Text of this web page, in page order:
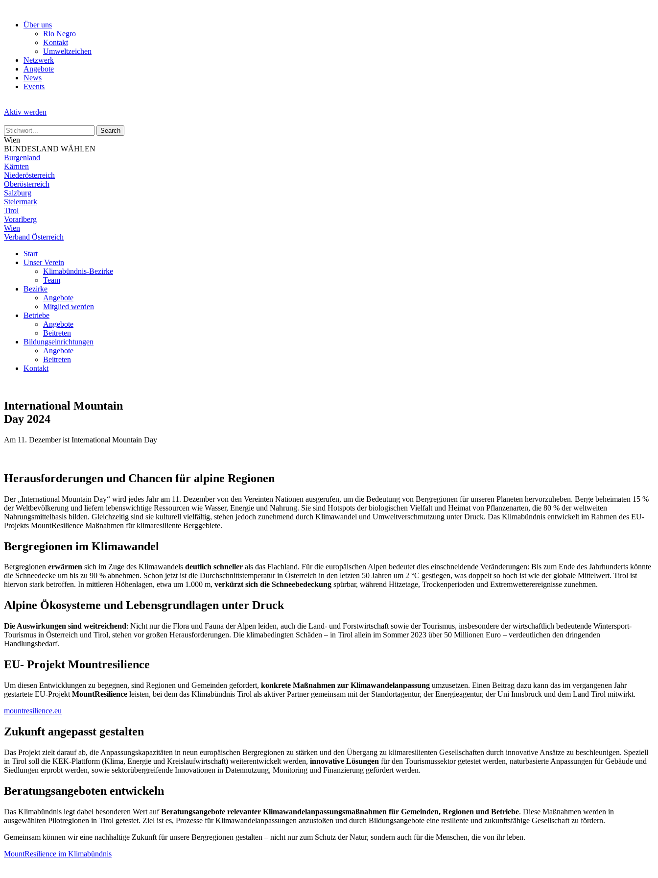
Über uns
Rio Negro
Kontakt
Umweltzeichen
Netzwerk
Angebote
News
Events
Aktiv werden
Wien
BUNDESLAND WÄHLEN
Burgenland
Kärnten
Niederösterreich
Oberösterreich
Salzburg
Steiermark
Tirol
Vorarlberg
Wien
Verband Österreich
Start
Unser Verein
Klimabündnis-Bezirke
Team
Bezirke
Angebote
Mitglied werden
Betriebe
Angebote
Beitreten
Bildungseinrichtungen
Angebote
Beitreten
Kontakt
International Mountain
Day 2024
Am 11. Dezember ist International Mountain Day
Herausforderungen und Chancen für alpine Regionen
Der „International Mountain Day“ wird jedes Jahr am 11. Dezember von den Vereinten Nationen ausgerufen, um die Bedeutung von Bergregionen für unseren Planeten hervorzuheben. Berge beheimaten 15 %
der Weltbevölkerung und liefern lebenswichtige Ressourcen wie Wasser, Energie und Nahrung. Sie sind Hotspots der biologischen Vielfalt und Heimat von Pflanzenarten, die 80 % der weltweiten
Nahrungsmittelbasis bilden. Gleichzeitig sind sie kulturell vielfältig, stehen jedoch zunehmend durch Klimawandel und Umweltverschmutzung unter Druck. Das Klimabündnis entwickelt im Rahmen des EU-
Projekts MountResilience Maßnahmen für klimaresiliente Berggebiete.
Bergregionen im Klimawandel
Bergregionen erwärmen sich im Zuge des Klimawandels deutlich schneller als das Flachland. Für die europäischen Alpen bedeutet dies einschneidende Veränderungen: Bis zum Ende des Jahrhunderts könnte
die Schneedecke um bis zu 90 % abnehmen. Schon jetzt ist die Durchschnittstemperatur in Österreich in den letzten 50 Jahren um 2 °C gestiegen, was doppelt so hoch ist wie der globale Mittelwert. Tirol ist
hiervon stark betroffen. In mittleren Höhenlagen, etwa um 1.000 m, verkürzt sich die Schneebedeckung spürbar, während Hitzetage, Trockenperioden und Extremwetterereignisse zunehmen.
Alpine Ökosysteme und Lebensgrundlagen unter Druck
Die Auswirkungen sind weitreichend: Nicht nur die Flora und Fauna der Alpen leiden, auch die Land- und Forstwirtschaft sowie der Tourismus, insbesondere der wirtschaftlich bedeutende Wintersport-
Tourismus in Österreich und Tirol, stehen vor großen Herausforderungen. Die klimabedingten Schäden – in Tirol allein im Sommer 2023 über 50 Millionen Euro – verdeutlichen den dringenden
Handlungsbedarf.
EU- Projekt Mountresilience
Um diesen Entwicklungen zu begegnen, sind Regionen und Gemeinden gefordert, konkrete Maßnahmen zur Klimawandelanpassung umzusetzen. Einen Beitrag dazu kann das im vergangenen Jahr
gestartete EU-Projekt MountResilience leisten, bei dem das Klimabündnis Tirol als aktiver Partner gemeinsam mit der Standortagentur, der Energieagentur, der Uni Innsbruck und dem Land Tirol mitwirkt.
mountresilience.eu
Zukunft angepasst gestalten
Das Projekt zielt darauf ab, die Anpassungskapazitäten in neun europäischen Bergregionen zu stärken und den Übergang zu klimaresilienten Gesellschaften durch innovative Ansätze zu beschleunigen. Speziell
in Tirol soll die KEK-Plattform (Klima, Energie und Kreislaufwirtschaft) weiterentwickelt werden, innovative Lösungen für den Tourismussektor getestet werden, naturbasierte Anpassungen für Gebäude und
Siedlungen erprobt werden, sowie sektorübergreifende Innovationen in Datennutzung, Monitoring und Finanzierung gefördert werden.
Beratungsangeboten entwickeln
Das Klimabündnis legt dabei besonderen Wert aufBeratungsangebote relevanter Klimawandelanpassungsmaßnahmen für Gemeinden, Regionen und Betriebe. Diese Maßnahmen werden in
ausgewählten Pilotregionen in Tirol getestet. Ziel ist es, Prozesse für Klimawandelanpassungen anzustoßen und durch Bildungsangebote eine resiliente und zukunftsfähige Gesellschaft zu fördern.
Gemeinsam können wir eine nachhaltige Zukunft für unsere Bergregionen gestalten – nicht nur zum Schutz der Natur, sondern auch für die Menschen, die von ihr leben.
MountResilience im Klimabündnis